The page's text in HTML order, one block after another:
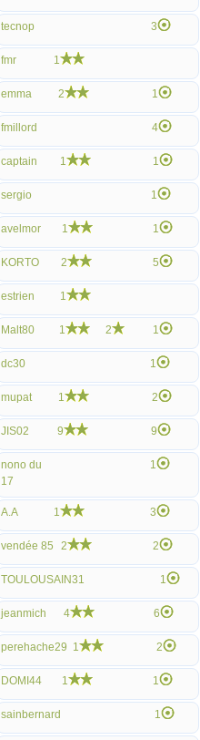
tecnop 3
fmr 1
emma 2 1
fmillord 4
captain 1 1
sergio 1
avelmor 1 1
KORTO 2 5
estrien 1
Malt80 1 2 1
dc30 1
mupat 1 2
JIS02 9 9
nono du
17
1
A.A 1 3
vendée 85 2 2
TOULOUSAIN31 1
jeanmich 4 6
perehache29 1 2
DOMI44 1 1
sainbernard 1